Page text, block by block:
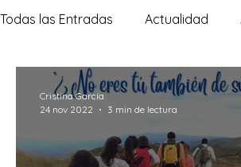
Todas las Entradas Actualidad
15mins Break God Formación
Seguro que te preguntas
Cristina García
24 nov 2022
3 min de lectura